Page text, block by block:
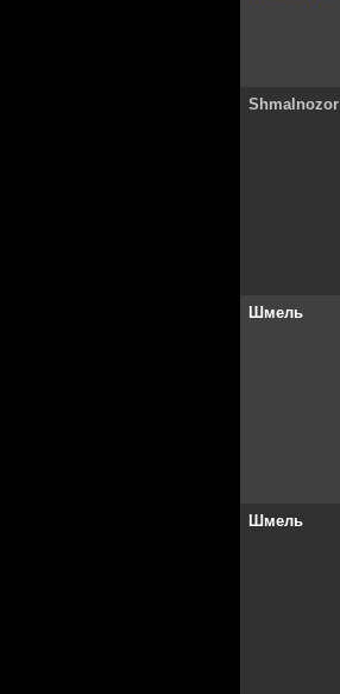
Shmalnozor
Шмель
Шмель